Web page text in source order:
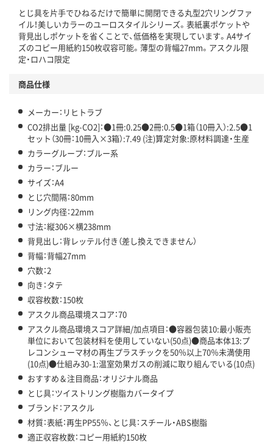
この商品の環境配慮ポイントです。下記商品詳細「
アスクル商品環境スコア詳細／加点項目
」で確認できます。
とじ具を片手でひねるだけで簡単に開閉できる丸型2穴リングファ
イル！美しいカラーのユーロスタイルシリーズ。表紙裏ポケットや
背見出しポケットを省くことで、低価格を実現しています。A4サイ
ズのコピー用紙約150枚収容可能。薄型の背幅27mm。アスクル限
定・ロハコ限定
商品仕様
メーカー：リヒトラブ
CO2排出量 [kg-CO2]：●1冊:0.25●2冊:0.5●1箱（10冊入）:2.5●1
セット（30冊：10冊入×3箱）:7.49 (注)算定対象:原材料調達・生産
カラーグループ：ブルー系
カラー：ブルー
サイズ：A4
とじ穴間隔：80mm
リング内径：22mm
寸法：縦306×横238mm
背見出し：背レッテル付き（差し換えできません）
背幅：背幅27mm
穴数：2
向き：タテ
収容枚数：150枚
アスクル商品環境スコア：70
アスクル商品環境スコア詳細/加点項目：●容器包装10:最小販売
単位において包装材料を使用していない(50点)●商品本体13:プ
レコンシューマ材の再生プラスチックを50％以上70％未満使用
(10点)●仕組み30-1:温室効果ガスの削減に取り組んでいる(10点)
おすすめ＆注目商品：オリジナル商品
とじ具：ツイストリング樹脂カバータイプ
ブランド：アスクル
材質：表紙：再生PP55％、とじ具：スチール・ABS樹脂
適正収容枚数：コピー用紙約150枚